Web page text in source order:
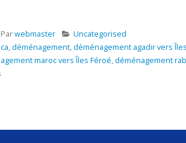
Parwebmaster
Uncategorised
,déménagement,déménagement agadir vers
maroc vers Îles Féroé,déménagement